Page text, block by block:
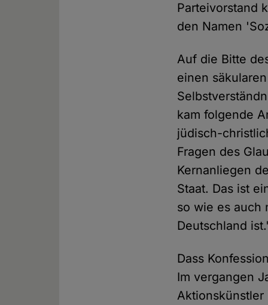
Parteivorstand
den Namen
Auf die Bitte
einen
kam folgende
jüdisch-
Fragen des
Kernanliegen
Staat. Das ist
so wie es auch
Deutschland
Dass
Im vergangen
Aktionskünstler